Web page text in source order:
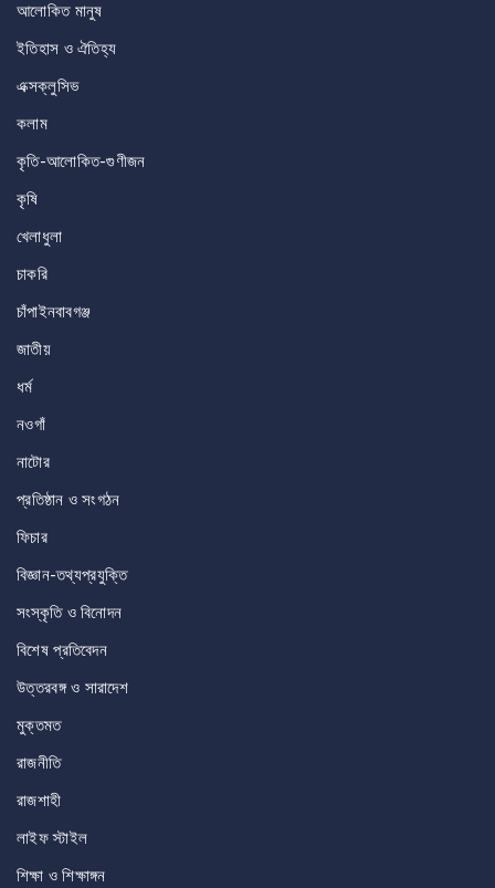
আলোকিত মানুষ
ইতিহাস ও ঐতিহ্য
এক্সক্লুসিভ
কলাম
কৃতি-আলোকিত-গুণীজন
কৃষি
খেলাধুলা
চাকরি
চাঁপাইনবাবগঞ্জ
জাতীয়
ধর্ম
নওগাঁ
নাটোর
প্রতিষ্ঠান ও সংগঠন
ফিচার
বিজ্ঞান-তথ্যপ্রযুক্তি
সংস্কৃতি ও বিনোদন
বিশেষ প্রতিবেদন
উত্তরবঙ্গ ও সারাদেশ
মুক্তমত
রাজনীতি
রাজশাহী
লাইফ স্টাইল
শিক্ষা ও শিক্ষাঙ্গন